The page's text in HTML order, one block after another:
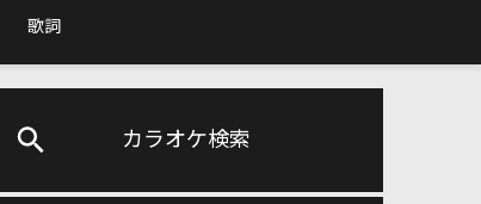
歌詞
カラオケ検索